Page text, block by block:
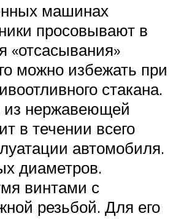
машинах
просовывают в
«отсасывания»
можно избежать при
стакана.
нержавеющей
в течении всего
автомобиля.
диаметров.
винтами с
резьбой. Для его